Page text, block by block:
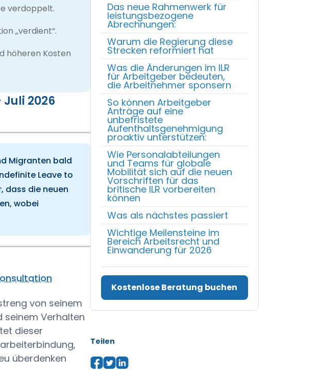
verdoppelt.
„verdient“.
höheren Kosten
2026
Migranten bald
Leave to
dass die neuen
wobei
von seinem
Verhalten
dieser
überdenken
‍Das neue Rahmenwerk für
leistungsbezogene
Abrechnungen:
Warum die Regierung diese
Strecken reformiert hat
Was die Änderungen im ILR
für Arbeitgeber bedeuten,
die Arbeitnehmer sponsern
So können Arbeitgeber
Anträge auf eine
unbefristete
Aufenthaltsgenehmigung
proaktiv unterstützen:
Wie Personalabteilungen
und Teams für globale
Mobilität sich auf die neuen
Vorschriften für das
britische ILR vorbereiten
können
Was als nächstes passiert
Wichtige Meilensteine im
Bereich Arbeitsrecht und
Einwanderung für 2026
Kostenlose Beratung buchen
Teilen